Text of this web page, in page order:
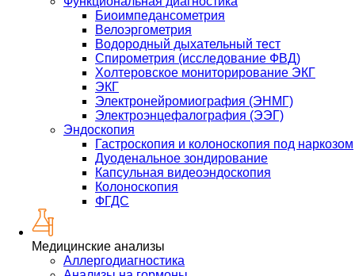
Биоимпедансометрия
Велоэргометрия
Водородный дыхательный тест
Спирометрия (исследование ФВД)
Холтеровское мониторирование ЭКГ
ЭКГ
Электронейромиография (ЭНМГ)
Электроэнцефалография (ЭЭГ)
Эндоскопия
Гастроскопия и колоноскопия под наркозом
Дуоденальное зондирование
Капсульная видеоэндоскопия
Колоноскопия
ФГДС
Медицинские анализы
Аллергодиагностика